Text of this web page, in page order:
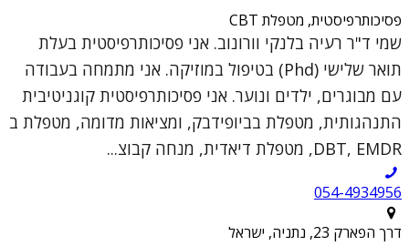
פסיכותרפיסטית, מטפלת CBT
שמי ד"ר רעיה בלנקי וורונוב. אני פסיכותרפיסטית בעלת
תואר שלישי (Phd) בטיפול במוזיקה. אני מתמחה בעבודה
עם מבוגרים, ילדים ונוער. אני פסיכותרפיסטית קוגניטיבית
התנהגותית, מטפלת בביופידבק, ומציאות מדומה, מטפלת ב
DBT, EMDR, מטפלת דיאדית, מנחה קבוצ...
054-4934956
דרך הפארק 23, נתניה, ישראל